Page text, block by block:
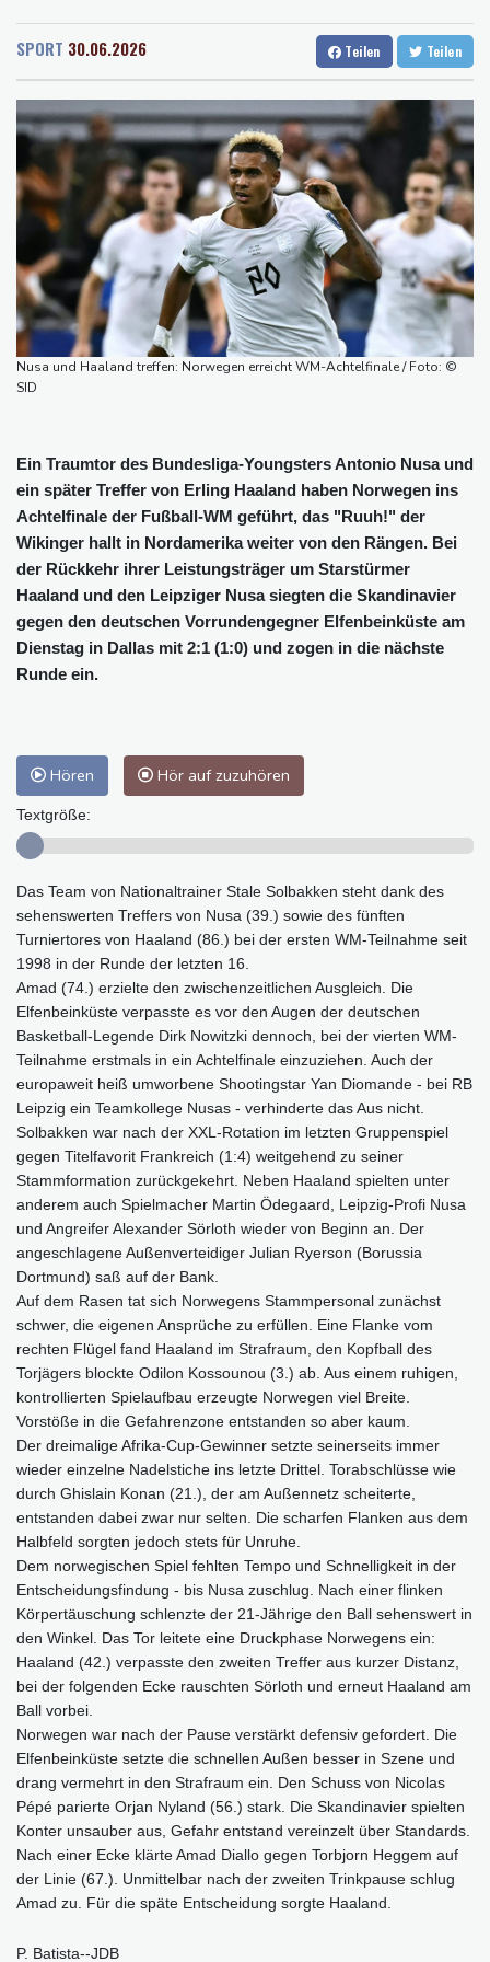
Dresden
Wien
23 °C
Baden-Baden
18 °C
Trauer um Jorge Messi: Fußballstar Lionel Messi nimmt Abschied
Nowitzki trauert um ersten NBA-Coach Nelson: "RIP, Legende"
Neuer Waldbrand in Südfrankreich: Mehr als 200
Feuerwehrleute im Einsatz
Umfrage: Mehrheit der Deutschen gegen Abschaffung der
"Rente mit 63"
Klingbeil plant höhere Besteuerung bestimmter Vereine
Bericht: Dobrindt verdoppelt Anti-Drohnen-Einheiten der
Bundespolizei
Netanjahu lehnt von Trump unterstützten 15-Punkte-Plan für
Gazastreifen weiter ab
SPORT 30.06.2026 Teilen Teilen
Nusa und Haaland treffen: Norwegen erreicht WM-Achtelfinale / Foto: ©
SID
Ein Traumtor des Bundesliga-Youngsters Antonio Nusa und
ein später Treffer von Erling Haaland haben Norwegen ins
Achtelfinale der Fußball-WM geführt, das "Ruuh!" der
Wikinger hallt in Nordamerika weiter von den Rängen. Bei
der Rückkehr ihrer Leistungsträger um Starstürmer
Haaland und den Leipziger Nusa siegten die Skandinavier
gegen den deutschen Vorrundengegner Elfenbeinküste am
Dienstag in Dallas mit 2:1 (1:0) und zogen in die nächste
Runde ein.
Hören Hör auf zuzuhören
Textgröße:
Das Team von Nationaltrainer Stale Solbakken steht dank des
sehenswerten Treffers von Nusa (39.) sowie des fünften
Turniertores von Haaland (86.) bei der ersten WM-Teilnahme seit
1998 in der Runde der letzten 16.
Amad (74.) erzielte den zwischenzeitlichen Ausgleich. Die
Elfenbeinküste verpasste es vor den Augen der deutschen
Basketball-Legende Dirk Nowitzki dennoch, bei der vierten WM-
Teilnahme erstmals in ein Achtelfinale einzuziehen. Auch der
europaweit heiß umworbene Shootingstar Yan Diomande - bei RB
Leipzig ein Teamkollege Nusas - verhinderte das Aus nicht.
Solbakken war nach der XXL-Rotation im letzten Gruppenspiel
gegen Titelfavorit Frankreich (1:4) weitgehend zu seiner
Stammformation zurückgekehrt. Neben Haaland spielten unter
anderem auch Spielmacher Martin Ödegaard, Leipzig-Profi Nusa
und Angreifer Alexander Sörloth wieder von Beginn an. Der
angeschlagene Außenverteidiger Julian Ryerson (Borussia
Dortmund) saß auf der Bank.
Auf dem Rasen tat sich Norwegens Stammpersonal zunächst
schwer, die eigenen Ansprüche zu erfüllen. Eine Flanke vom
rechten Flügel fand Haaland im Strafraum, den Kopfball des
Torjägers blockte Odilon Kossounou (3.) ab. Aus einem ruhigen,
kontrollierten Spielaufbau erzeugte Norwegen viel Breite.
Vorstöße in die Gefahrenzone entstanden so aber kaum.
Der dreimalige Afrika-Cup-Gewinner setzte seinerseits immer
wieder einzelne Nadelstiche ins letzte Drittel. Torabschlüsse wie
durch Ghislain Konan (21.), der am Außennetz scheiterte,
entstanden dabei zwar nur selten. Die scharfen Flanken aus dem
Halbfeld sorgten jedoch stets für Unruhe.
Dem norwegischen Spiel fehlten Tempo und Schnelligkeit in der
Entscheidungsfindung - bis Nusa zuschlug. Nach einer flinken
Körpertäuschung schlenzte der 21-Jährige den Ball sehenswert in
den Winkel. Das Tor leitete eine Druckphase Norwegens ein:
Haaland (42.) verpasste den zweiten Treffer aus kurzer Distanz,
bei der folgenden Ecke rauschten Sörloth und erneut Haaland am
Ball vorbei.
Norwegen war nach der Pause verstärkt defensiv gefordert. Die
Elfenbeinküste setzte die schnellen Außen besser in Szene und
drang vermehrt in den Strafraum ein. Den Schuss von Nicolas
Pépé parierte Orjan Nyland (56.) stark. Die Skandinavier spielten
Konter unsauber aus, Gefahr entstand vereinzelt über Standards.
Nach einer Ecke klärte Amad Diallo gegen Torbjorn Heggem auf
der Linie (67.). Unmittelbar nach der zweiten Trinkpause schlug
Amad zu. Für die späte Entscheidung sorgte Haaland.
P. Batista--JDB